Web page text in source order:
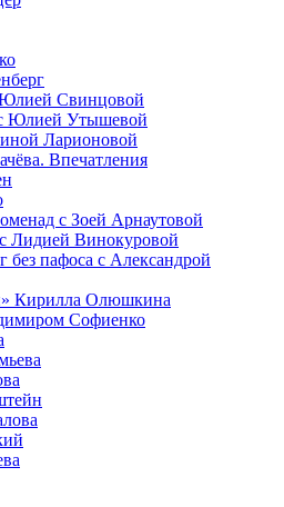
Юлией Свинцовой
Юлией Утышевой
Ларионовой
Впечатления
с Зоей Арнаутовой
Лидией Винокуровой
без пафоса с Александрой
Кирилла Олюшкина
Софиенко